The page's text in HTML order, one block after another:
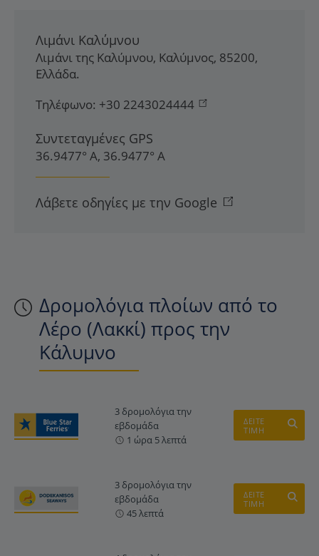
Δρομολόγια πλοίων από το
Λέρο (Λακκί) προς την
Κάλυμνο
3 δρομολόγια την
εβδομάδα
1 ώρα 5 λεπτά
ΔΕΙΤΕ
ΤΙΜΗ
3 δρομολόγια την
εβδομάδα
45 λεπτά
ΔΕΙΤΕ
ΤΙΜΗ
Λιμάνι Καλύμνου
Λιμάνι της Καλύμνου, Καλύμνος, 85200,
Ελλάδα.
Τηλέφωνο: +30 2243024444
Συντεταγμένες GPS
36.9477° Α, 36.9477° Α
Λάβετε οδηγίες με την Google